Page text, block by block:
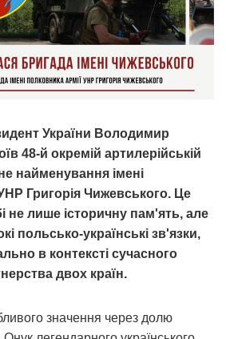
України Володимир
48-й окремій артилерійській
найменування імені
Григорія Чижевського. Це
не лише історичну пам'ять, але
польсько-українські зв'язки,
в контексті сучасного
двох країн.
значення через долю